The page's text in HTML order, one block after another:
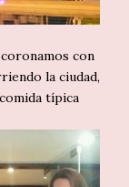
con
la ciudad,
típica